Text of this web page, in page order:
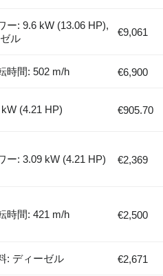
ー: 9.6 kW (13.06 HP),
ル
€9,061
時間: 502 m/h €6,900
(4.21 HP) €905.70
ー: 3.09 kW (4.21 HP) €2,369
時間: 421 m/h €2,500
: ディーゼル €2,671